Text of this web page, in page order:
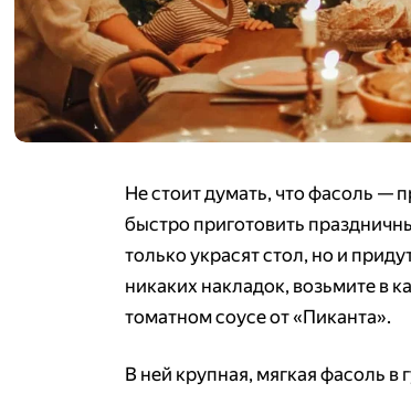
Не стоит думать, что фасоль —
быстро приготовить
только украсят стол, но и
никаких накладок, возьмите в
томатном соусе от «Пиканта».
В ней крупная, мягкая фасоль